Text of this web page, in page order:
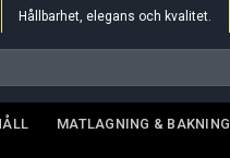
Hållbarhet, elegans och kvalitet.
MATLAGNING & BAKNING